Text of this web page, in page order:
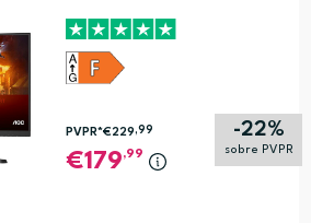
-22%
sobre PVPR
PVPR*€229 ,99
179,99